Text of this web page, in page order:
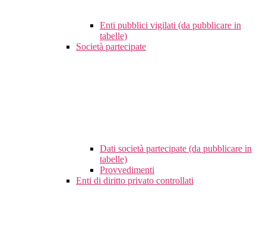
Enti pubblici vigilati (da pubblicare in
tabelle)
Società partecipate
Dati società partecipate (da pubblicare in
tabelle)
Provvedimenti
Enti di diritto privato controllati